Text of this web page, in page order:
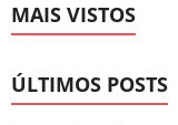
MAIS VISTOS
ÚLTIMOS POSTS